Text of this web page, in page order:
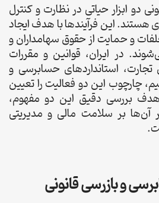
دو ابزار حیاتی در نظارت و کنترل
این فرآیندها با هدف ایجاد
و حمایت از حقوق سهامداران و
در ایران، قوانین و مقررات
استانداردهای حسابرسی و
چارچوب این دو فعالیت را تعیین
هدف بررسی دقیق این دو مفهوم،
آن‌ها بر سلامت مالی و مدیریتی
و بازرسی قانونی